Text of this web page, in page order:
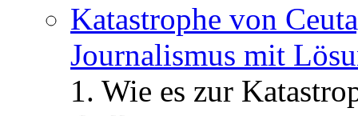
Katastrophe von
Journalismus mit
1. Wie es zur